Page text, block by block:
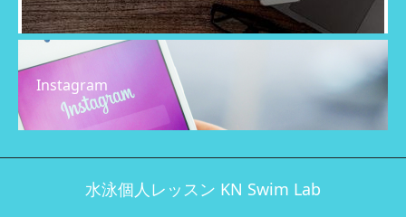
Instagram
水泳個人レッスン KN Swim Lab